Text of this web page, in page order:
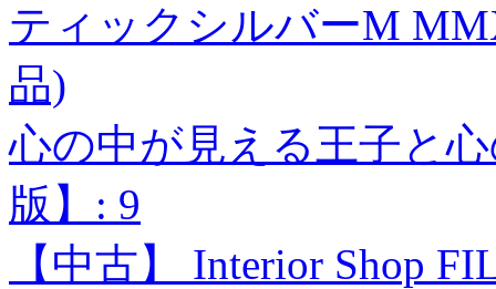
ティックシルバーM
品)
心の中が見える王子と
版】: 9
【中古】 Interior Shop